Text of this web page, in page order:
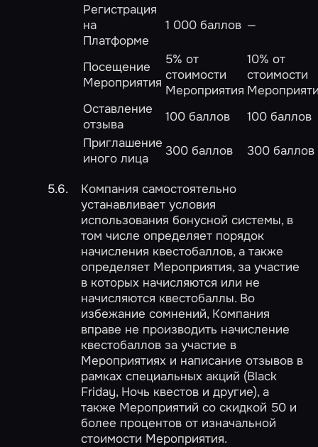
Регистрация
на
Платформе
1 000 баллов —
Посещение
Мероприятия
5% от
стоимости
Мероприятия
10% от
стоимости
Оставление
отзыва
100 баллов
100 баллов
Приглашение
иного лица
300 баллов 300 баллов
Компания самостоятельно
устанавливает условия
использования бонусной системы, в
том числе определяет порядок
начисления квестобаллов, а также
определяет Мероприятия, за участие
в которых начисляются или не
начисляются квестобаллы. Во
избежание сомнений, Компания
вправе не производить начисление
квестобаллов за участие в
Мероприятиях и написание отзывов в
рамках специальных акций (Black
Friday, Ночь квестов и другие), а
также Мероприятий со скидкой 50 и
более процентов от изначальной
стоимости Мероприятия.